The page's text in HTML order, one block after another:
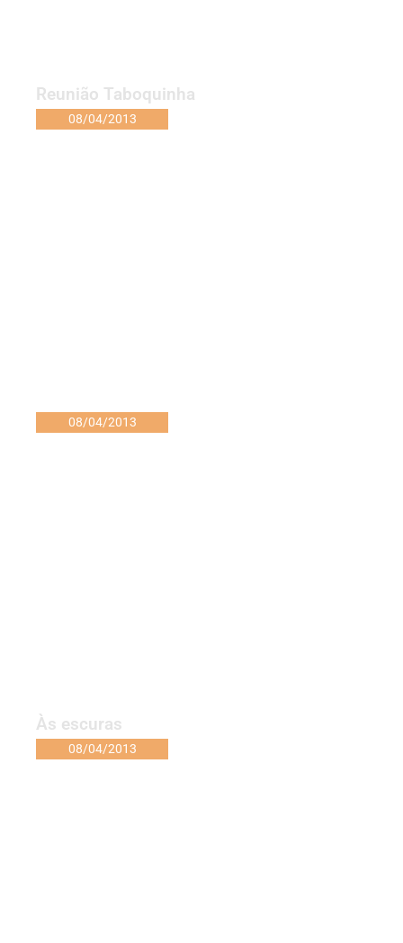
Reunião Taboquinha
08/04/2013
08/04/2013
Às escuras
08/04/2013